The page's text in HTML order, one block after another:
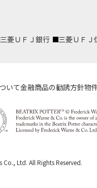
三菱ＵＦＪ銀行 三菱ＵＦＪ
いて金融商品の勧誘方針物
Co., Ltd. All Rights Reserved.